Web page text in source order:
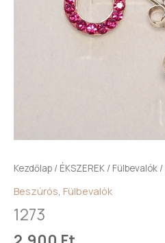
Kezdőlap / ÉKSZEREK / Fülbevalók /
Beszúrós Fülbevalók
1273